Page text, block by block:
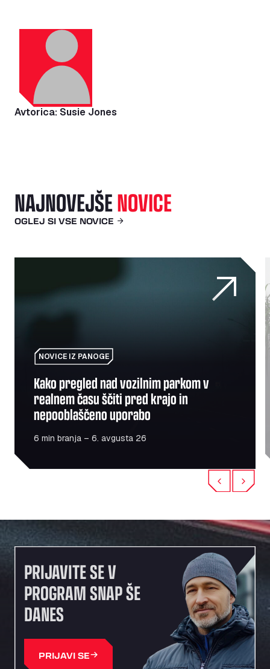
Avtorica: Susie Jones
NAJNOVEJŠENOVICE
OGLEJ SI VSE NOVICE
Kako pregled nad vozilnim parkom v realnem času ščiti
NOVICE IZ PANOGE
Kako pregled nad vozilnim parkom v
realnem času ščiti pred krajo in
nepooblaščeno uporabo
6 min branja – 6. avgusta 26
Previous
Next
PRIJAVITE SE V
PROGRAM SNAP ŠE
DANES
PRIJAVI SE